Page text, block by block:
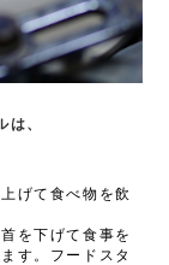
、
げて食べ物を飲
を下げて食事を
す。フードスタ